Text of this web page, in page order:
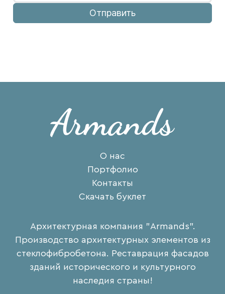
Отправить
О нас
Портфолио
Контакты
Скачать буклет
Архитектурная компания "Armands".
Производство архитектурных элементов из
стеклофибробетона. Реставрация фасадов
зданий исторического и культурного
наследия страны!